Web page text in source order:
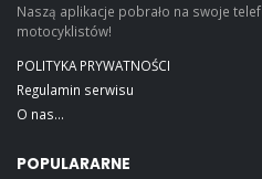
Naszą aplikacje pobrało na swoje
motocyklistów!
POLITYKA PRYWATNOŚCI
Regulamin serwisu
O nas...
POPULARARNE